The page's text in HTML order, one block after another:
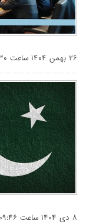
۲۶ بهمن ۱۴۰۴ ساعت ۱۳:۳۰
۸ دی ۱۴۰۴ ساعت ۰۹:۴۶